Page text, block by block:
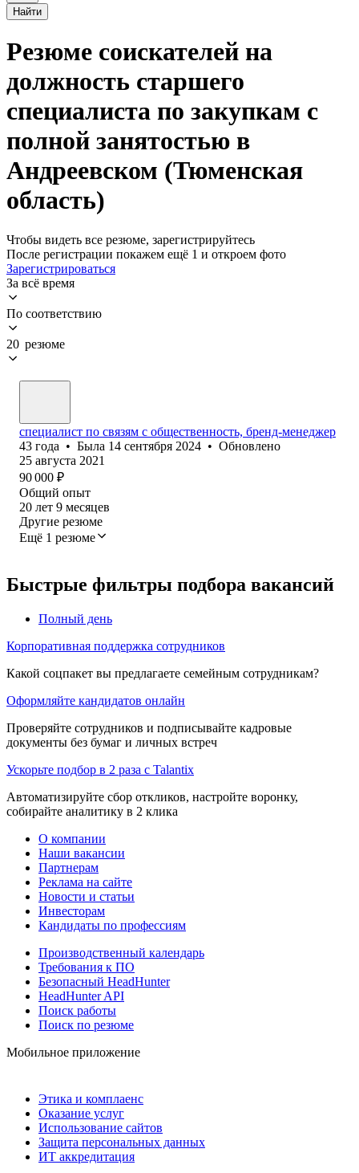
Найти
Резюме соискателей на
должность старшего
специалиста по закупкам с
полной занятостью в
Андреевском (Тюменская
область)
Чтобы видеть все резюме, зарегистрируйтесь
После регистрации покажем ещё 1 и откроем фото
Зарегистрироваться
За всё время
По соответствию
20 резюме
специалист по связям с общественность, бренд-менеджер
43 года • Была 14 сентября 2024 • Обновлено
25 августа 2021
90 000 ₽
Общий опыт
20 лет 9 месяцев
Другие резюме
Ещё 1 резюме
Быстрые фильтры подбора вакансий
Полный день
Корпоративная поддержка сотрудников
Какой соцпакет вы предлагаете семейным сотрудникам?
Оформляйте кандидатов онлайн
Проверяйте сотрудников и подписывайте кадровые
документы без бумаг и личных встреч
Ускорьте подбор в 2 раза с Talantix
Автоматизируйте сбор откликов, настройте воронку,
собирайте аналитику в 2 клика
О компании
Наши вакансии
Партнерам
Реклама на сайте
Новости и статьи
Инвесторам
Кандидаты по профессиям
Производственный календарь
Требования к ПО
Безопасный HeadHunter
HeadHunter API
Поиск работы
Поиск по резюме
Мобильное приложение
Этика и комплаенс
Оказание услуг
Использование сайтов
Защита персональных данных
ИТ аккредитация